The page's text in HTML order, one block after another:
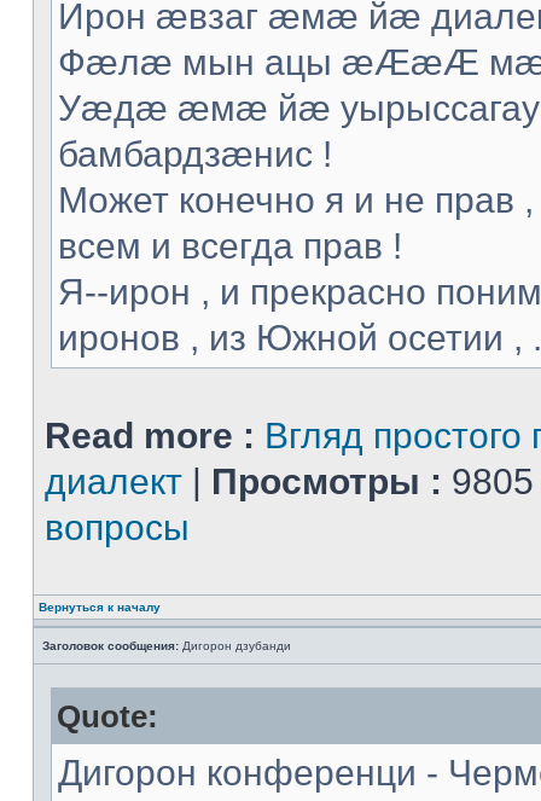
Ирон æвзаг æмæ йæ
Фæлæ мын ацы æÆæÆ мæ
Уæдæ æмæ йæ
бамбардзæнис !
Может конечно я и не прав
всем и всегда прав !
Я--ирон , и прекрасно
иронов , из Южной осетии ,
Read more : Вгляд простого
диалект | Просмотры :
вопросы
Вернуться к началу
Заголовок сообщения: Дигорон дзубанди
Quote:
Дигорон конференци -